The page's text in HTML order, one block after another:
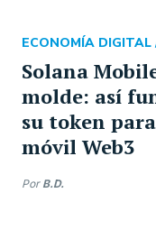
Solana
molde: así
su token
móvil Web3
ECONOMÍA DIGITAL
Por B.D.